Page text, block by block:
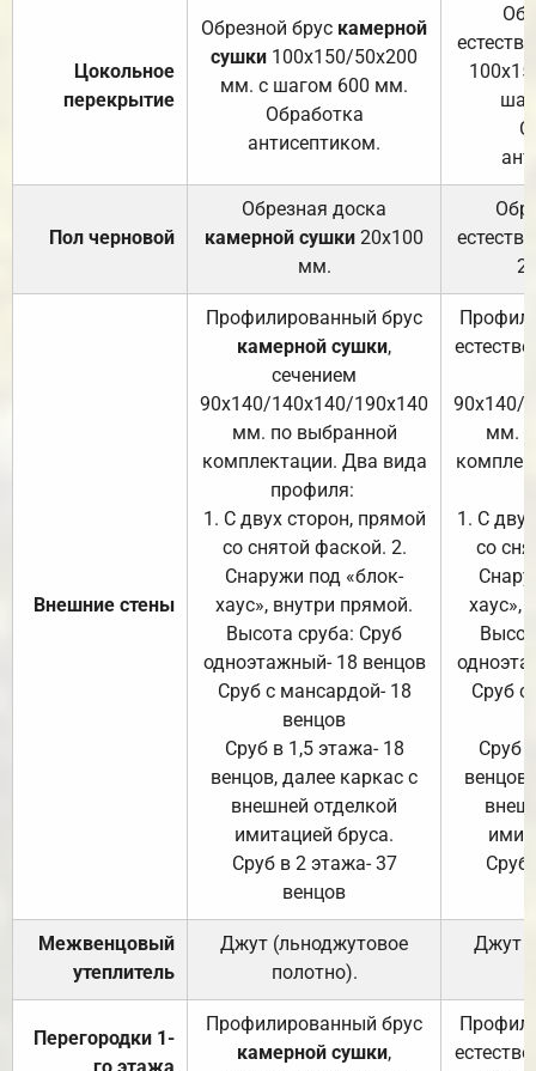
Цокольное
перекрытие
Обрезной брус камерной
сушки 100х150/50х200
мм. с шагом 600 мм.
Обработка
антисептиком.
Пол черновой
Обрезная доска
камерной сушки 20х100
мм.
Внешние стены
Профилированный брус
камерной сушки,
сечением
90х140/140х140/190х140
мм. по выбранной
комплектации. Два вида
профиля:
1. С двух сторон, прямой
со снятой фаской. 2.
Снаружи под «блок-
хаус», внутри прямой.
Высота сруба: Сруб
одноэтажный- 18 венцов
Сруб с мансардой- 18
венцов
Сруб в 1,5 этажа- 18
венцов, далее каркас с
внешней отделкой
имитацией бруса.
Сруб в 2 этажа- 37
венцов
90х140/
мм.
1. С
со
хаус»,
Сруб с
Сруб
Сруб
Межвенцовый
утеплитель
Джут (льноджутовое
полотно).
Джут
Перегородки 1-
Профилированный брус
камерной сушки,